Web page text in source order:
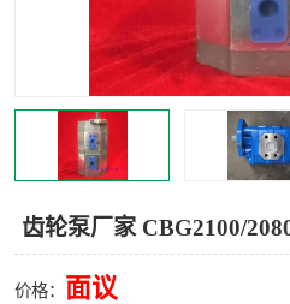
齿轮泵厂家 CBG2100/
价格： 面议